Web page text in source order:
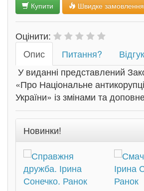
Купити Швидке
Оцінити:
Oпис
Питання?
У виданні представлений
«Про Національне
України» із змінами та
Новинки!